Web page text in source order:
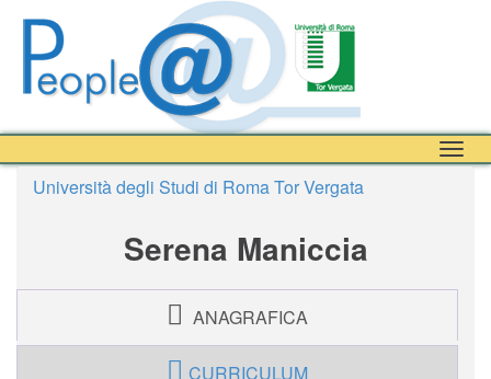
Università degli Studi di Roma Tor Vergata
Serena Maniccia
ANAGRAFICA
CURRICULUM